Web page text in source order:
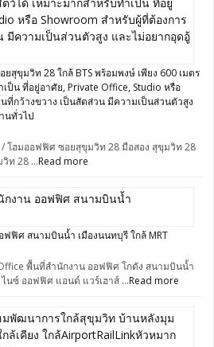
สุขุมวิท 28 ใกล้ BTS พร้อมพงษ์ เพียง 600 เมตร
ป็น ที่อยู่อาศัย, Private Office, Studio หรือ
ที่กว้างขวาง เป็นสัดส่วน มีความเป็นส่วนตัวสูง
นทั่วไป
/ โฮมออฟฟิศ ซอยสุขุมวิท 28 มือสอง สุขุมวิท 28
ท 28 …Read more
ฟฟิศ สนามบินน้ำ เมืองนนทบุรี ใกล้ MRT
พื้นที่สำนักงาน ออฟฟิศ โกดัง สนามบินน้ำ
นซ์ ออฟฟิศ แอนด์ แวร์เฮาส์ …Read more